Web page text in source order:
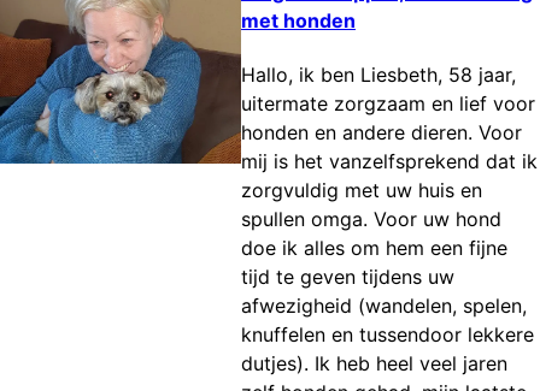
met honden
Hallo, ik ben Liesbeth, 58 jaar,
uitermate zorgzaam en lief voor
honden en andere dieren. Voor
mij is het vanzelfsprekend dat ik
zorgvuldig met uw huis en
spullen omga. Voor uw hond
doe ik alles om hem een fijne
tijd te geven tijdens uw
afwezigheid (wandelen, spelen,
knuffelen en tussendoor lekkere
dutjes). Ik heb heel veel jaren